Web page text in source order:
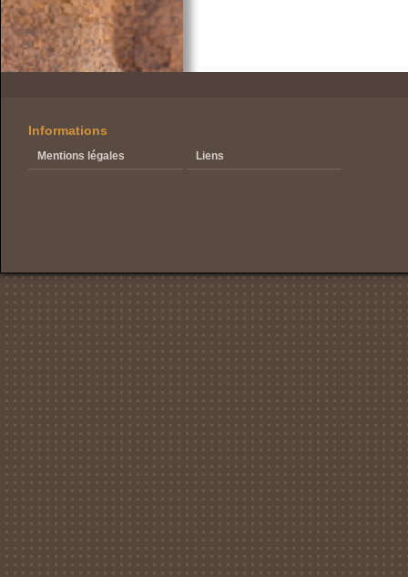
Informations
Mentions légales Liens